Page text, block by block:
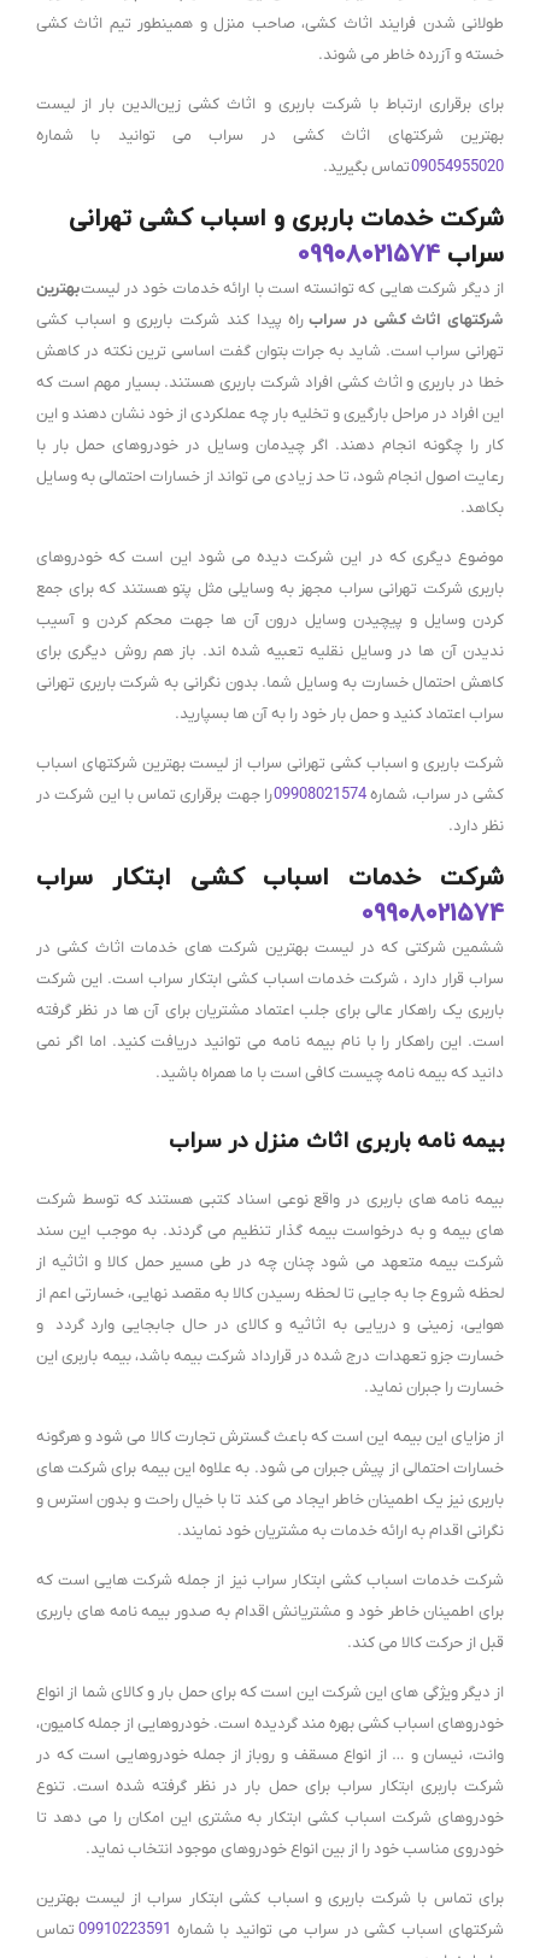
طولانی شدن فرایند اثاث کشی، صاحب منزل و همینطور تیم اثاث کشی
خسته و آزرده خاطر می شوند.
برای برقراری ارتباط با شرکت باربری و اثاث کشی زین‌الدین بار از لیست
بهترین شرکتهای اثاث کشی در سراب می توانید با شماره
09054955020تماس بگیرید.
شرکت خدمات باربری و اسباب کشی تهرانی
سراب 09908021574
از دیگر شرکت هایی که توانسته است با ارائه خدمات خود در لیستبهترین
شرکتهای اثاث کشی در سراب راه پیدا کند شرکت باربری و اسباب کشی
تهرانی سراب است. شاید به جرات بتوان گفت اساسی ترین نکته در کاهش
خطا در باربری و اثاث کشی افراد شرکت باربری هستند. بسیار مهم است که
این افراد در مراحل بارگیری و تخلیه بار چه عملکردی از خود نشان دهند و این
کار را چگونه انجام دهند. اگر چیدمان وسایل در خودروهای حمل بار با
رعایت اصول انجام شود، تا حد زیادی می تواند از خسارات احتمالی به وسایل
بکاهد.
موضوع دیگری که در این شرکت دیده می شود این است که خودروهای
باربری شرکت تهرانی سراب مجهز به وسایلی مثل پتو هستند که برای جمع
کردن وسایل و پیچیدن وسایل درون آن ها جهت محکم کردن و آسیب
ندیدن آن ها در وسایل نقلیه تعبیه شده اند. باز هم روش دیگری برای
کاهش احتمال خسارت به وسایل شما. بدون نگرانی به شرکت باربری تهرانی
سراب اعتماد کنید و حمل بار خود را به آن ها بسپارید.
شرکت باربری و اسباب کشی تهرانی سراب از لیست بهترین شرکتهای اسباب
کشی در سراب، شماره09908021574را جهت برقراری تماس با این شرکت در
نظر دارد.
شرکت خدمات اسباب کشی ابتکار سراب
09908021574
ششمین شرکتی که در لیست بهترین شرکت های خدمات اثاث کشی در
سراب قرار دارد ، شرکت خدمات اسباب کشی ابتکار سراب است. این شرکت
باربری یک راهکار عالی برای جلب اعتماد مشتریان برای آن ها در نظر گرفته
است. این راهکار را با نام بیمه نامه می توانید دریافت کنید. اما اگر نمی
دانید که بیمه نامه چیست کافی است با ما همراه باشید.
بیمه نامه باربری اثاث منزل در سراب
بیمه نامه های باربری در واقع نوعی اسناد کتبی هستند که توسط شرکت
های بیمه و به درخواست بیمه گذار تنظیم می گردند. به موجب این سند
شرکت بیمه متعهد می شود چنان چه در طی مسیر حمل کالا و اثاثیه از
لحظه شروع جا به جایی تا لحظه رسیدن کالا به مقصد نهایی، خسارتی اعم از
هوایی، زمینی و دریایی به اثاثیه و کالای در حال جابجایی وارد گردد و
خسارت جزو تعهدات درج شده در قرارداد شرکت بیمه باشد، بیمه باربری این
خسارت را جبران نماید.
از مزایای این بیمه این است که باعث گسترش تجارت کالا می شود و هرگونه
خسارات احتمالی از پیش جبران می شود. به علاوه این بیمه برای شرکت های
باربری نیز یک اطمینان خاطر ایجاد می کند تا با خیال راحت و بدون استرس و
نگرانی اقدام به ارائه خدمات به مشتریان خود نمایند.
شرکت خدمات اسباب کشی ابتکار سراب نیز از جمله شرکت هایی است که
برای اطمینان خاطر خود و مشتریانش اقدام به صدور بیمه نامه های باربری
قبل از حرکت کالا می کند.
از دیگر ویژگی های این شرکت این است که برای حمل بار و کالای شما از انواع
خودروهای اسباب کشی بهره مند گردیده است. خودروهایی از جمله کامیون،
وانت، نیسان و … از انواع مسقف و روباز از جمله خودروهایی است که در
شرکت باربری ابتکار سراب برای حمل بار در نظر گرفته شده است. تنوع
خودروهای شرکت اسباب کشی ابتکار به مشتری این امکان را می دهد تا
خودروی مناسب خود را از بین انواع خودروهای موجود انتخاب نماید.
برای تماس با شرکت باربری و اسباب کشی ابتکار سراب از لیست بهترین
شرکتهای اسباب کشی در سراب می توانید با شماره 09910223591 تماس